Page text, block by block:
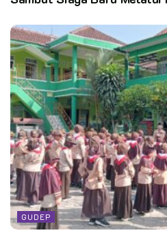
GUDEP